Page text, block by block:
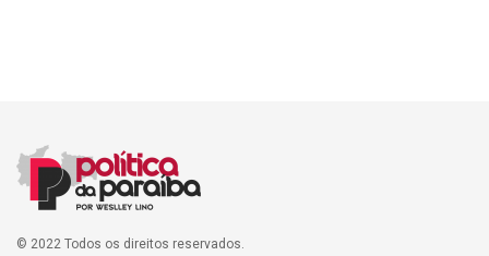
© 2022 Todos os direitos reservados.